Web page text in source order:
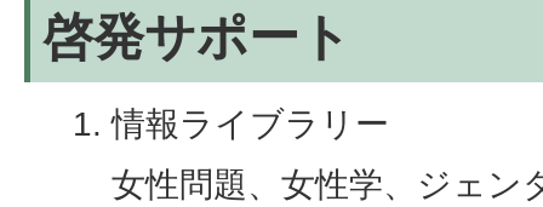
啓発サポート
情報ライブラリー
女性問題、女性学、ジェン